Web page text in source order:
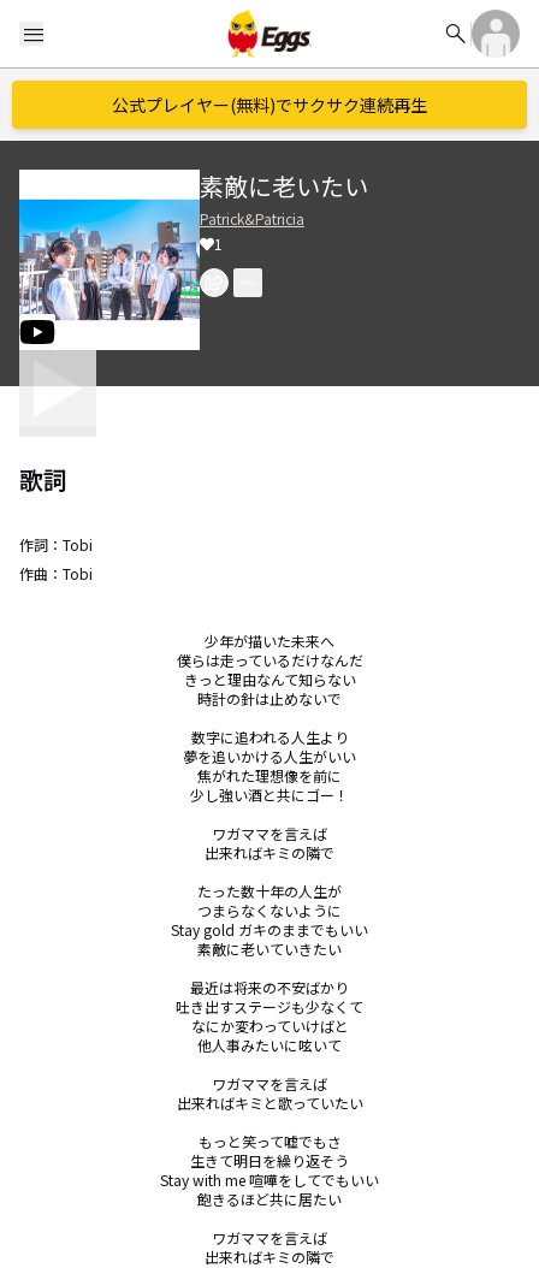
menu search
公式プレイヤー(無料)でサクサク連続再生
素敵に老いたい
Patrick&Patricia
1
歌詞
作詞： Tobi
作曲： Tobi
少年が描いた未来へ
僕らは走っているだけなんだ
きっと理由なんて知らない
時計の針は止めないで
数字に追われる人生より
夢を追いかける人生がいい
焦がれた理想像を前に
少し強い酒と共にゴー！
ワガママを言えば
出来ればキミの隣で
たった数十年の人生が
つまらなくないように
Stay gold ガキのままでもいい
素敵に老いていきたい
最近は将来の不安ばかり
吐き出すステージも少なくて
なにか変わっていけばと
他人事みたいに呟いて
ワガママを言えば
出来ればキミと歌っていたい
もっと笑って嘘でもさ
生きて明日を繰り返そう
Stay with me 喧嘩をしてでもいい
飽きるほど共に居たい
ワガママを言えば
出来ればキミの隣で